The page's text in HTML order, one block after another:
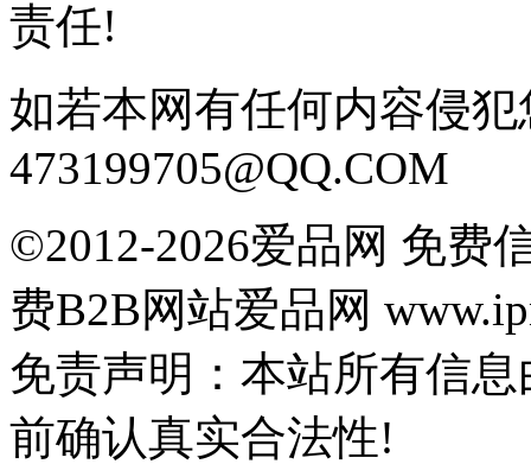
责任!
如若本网有任何内容侵
473199705@QQ.COM
©2012-2026爱品网 免费
费B2B网站爱品网
免责声明：本站所有信
前确认真实合法性!